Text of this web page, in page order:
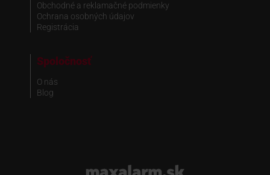
Obchodné a reklamačné podmienky
Ochrana osobných údajov
Registrácia
Spoločnosť
O nás
Blog
www.maxalarm.sk